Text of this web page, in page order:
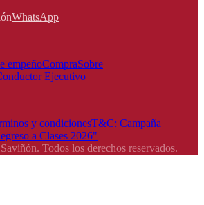
WhatsApp
empeñoCompraSobre
Ejecutivo
y condicionesT&C: Campaña
a Clases 2026"
Todos los derechos reservados.